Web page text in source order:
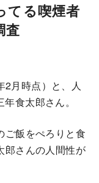
てる喫煙者
査
2月時点）と、人
食太郎さん。
ご飯をぺろりと食
郎さんの人間性が